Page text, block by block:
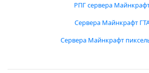
РПГ сервера
Сервера Майнкрафт
Сервера Майнкрафт